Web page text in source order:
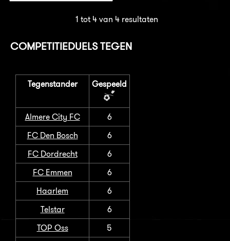
1 tot 4 van 4 resultaten
COMPETITIEDUELS TEGEN
Tegenstander Gespeeld
Almere City FC
6
FC Den Bosch
6
FC Dordrecht
6
FC Emmen
6
Haarlem
6
Telstar
6
TOP Oss
5